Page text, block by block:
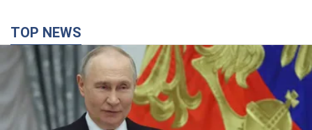
TOP NEWS